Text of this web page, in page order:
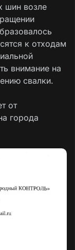
шин возле
к отходам
внимание на
свалки.
от
города